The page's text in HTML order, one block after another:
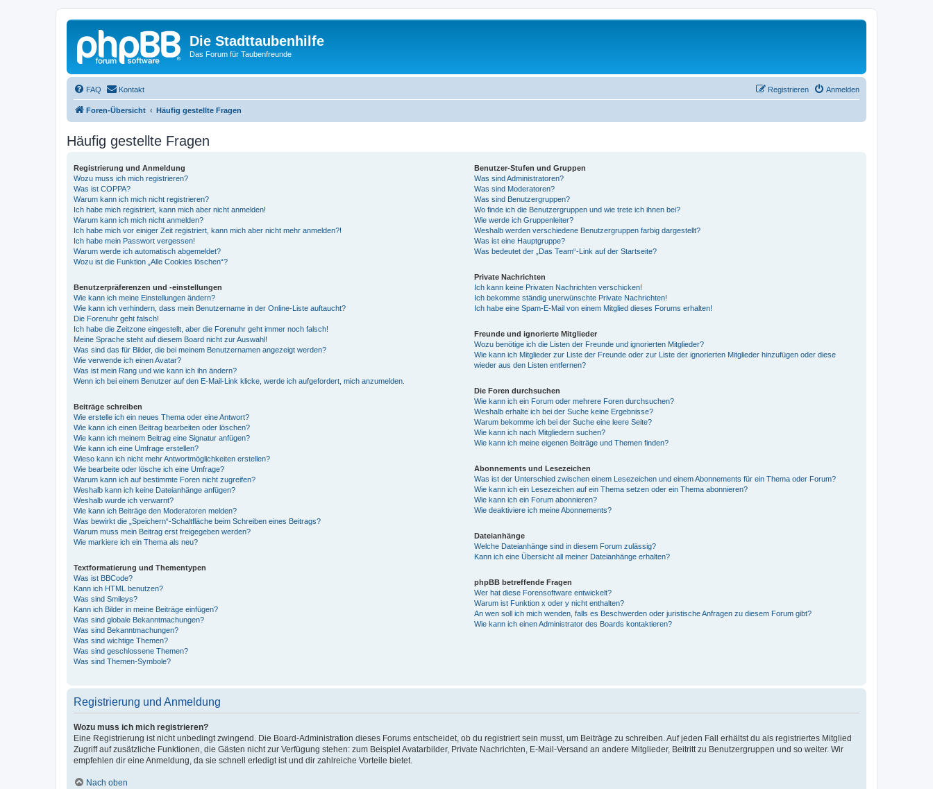
Die Stadttaubenhilfe
Das Forum für Taubenfreunde
FAQ Kontakt Anmelden
Registrieren
Foren-Übersicht Häufig gestellte Fragen
Häufig gestellte Fragen
Registrierung und Anmeldung
Wozu muss ich mich registrieren?
Was ist COPPA?
Warum kann ich mich nicht registrieren?
Ich habe mich registriert, kann mich aber nicht anmelden!
Warum kann ich mich nicht anmelden?
Ich habe mich vor einiger Zeit registriert, kann mich aber nicht mehr anmelden?!
Ich habe mein Passwort vergessen!
Warum werde ich automatisch abgemeldet?
Wozu ist die Funktion „Alle Cookies löschen“?
Benutzerpräferenzen und -einstellungen
Wie kann ich meine Einstellungen ändern?
Wie kann ich verhindern, dass mein Benutzername in der Online-Liste auftaucht?
Die Forenuhr geht falsch!
Ich habe die Zeitzone eingestellt, aber die Forenuhr geht immer noch falsch!
Meine Sprache steht auf diesem Board nicht zur Auswahl!
Was sind das für Bilder, die bei meinem Benutzernamen angezeigt werden?
Wie verwende ich einen Avatar?
Was ist mein Rang und wie kann ich ihn ändern?
Wenn ich bei einem Benutzer auf den E-Mail-Link klicke, werde ich aufgefordert, mich anzumelden.
Beiträge schreiben
Wie erstelle ich ein neues Thema oder eine Antwort?
Wie kann ich einen Beitrag bearbeiten oder löschen?
Wie kann ich meinem Beitrag eine Signatur anfügen?
Wie kann ich eine Umfrage erstellen?
Wieso kann ich nicht mehr Antwortmöglichkeiten erstellen?
Wie bearbeite oder lösche ich eine Umfrage?
Warum kann ich auf bestimmte Foren nicht zugreifen?
Weshalb kann ich keine Dateianhänge anfügen?
Weshalb wurde ich verwarnt?
Wie kann ich Beiträge den Moderatoren melden?
Was bewirkt die „Speichern“-Schaltfläche beim Schreiben eines Beitrags?
Warum muss mein Beitrag erst freigegeben werden?
Wie markiere ich ein Thema als neu?
Textformatierung und Thementypen
Was ist BBCode?
Kann ich HTML benutzen?
Was sind Smileys?
Kann ich Bilder in meine Beiträge einfügen?
Was sind globale Bekanntmachungen?
Was sind Bekanntmachungen?
Was sind wichtige Themen?
Was sind geschlossene Themen?
Was sind Themen-Symbole?
Benutzer-Stufen und Gruppen
Was sind Administratoren?
Was sind Moderatoren?
Was sind Benutzergruppen?
Wo finde ich die Benutzergruppen und wie trete ich ihnen bei?
Wie werde ich Gruppenleiter?
Weshalb werden verschiedene Benutzergruppen farbig dargestellt?
Was ist eine Hauptgruppe?
Was bedeutet der „Das Team“-Link auf der Startseite?
Private Nachrichten
Ich kann keine Privaten Nachrichten verschicken!
Ich bekomme ständig unerwünschte Private Nachrichten!
Ich habe eine Spam-E-Mail von einem Mitglied dieses Forums erhalten!
Freunde und ignorierte Mitglieder
Wozu benötige ich die Listen der Freunde und ignorierten Mitglieder?
Wie kann ich Mitglieder zur Liste der Freunde oder zur Liste der ignorierten Mitglieder hinzufügen oder diese
wieder aus den Listen entfernen?
Die Foren durchsuchen
Wie kann ich ein Forum oder mehrere Foren durchsuchen?
Weshalb erhalte ich bei der Suche keine Ergebnisse?
Warum bekomme ich bei der Suche eine leere Seite?
Wie kann ich nach Mitgliedern suchen?
Wie kann ich meine eigenen Beiträge und Themen finden?
Abonnements und Lesezeichen
Was ist der Unterschied zwischen einem Lesezeichen und einem Abonnements für ein Thema oder Forum?
Wie kann ich ein Lesezeichen auf ein Thema setzen oder ein Thema abonnieren?
Wie kann ich ein Forum abonnieren?
Wie deaktiviere ich meine Abonnements?
Dateianhänge
Welche Dateianhänge sind in diesem Forum zulässig?
Kann ich eine Übersicht all meiner Dateianhänge erhalten?
phpBB betreffende Fragen
Wer hat diese Forensoftware entwickelt?
Warum ist Funktion x oder y nicht enthalten?
An wen soll ich mich wenden, falls es Beschwerden oder juristische Anfragen zu diesem Forum gibt?
Wie kann ich einen Administrator des Boards kontaktieren?
Registrierung und Anmeldung
Wozu muss ich mich registrieren?
Eine Registrierung ist nicht unbedingt zwingend. Die Board-Administration dieses Forums entscheidet, ob du registriert sein musst, um Beiträge zu schreiben. Auf jeden Fall erhältst du als registriertes Mitglied
Zugriff auf zusätzliche Funktionen, die Gästen nicht zur Verfügung stehen: zum Beispiel Avatarbilder, Private Nachrichten, E-Mail-Versand an andere Mitglieder, Beitritt zu Benutzergruppen und so weiter. Wir
empfehlen dir eine Anmeldung, da sie schnell erledigt ist und dir zahlreiche Vorteile bietet.
Nach oben